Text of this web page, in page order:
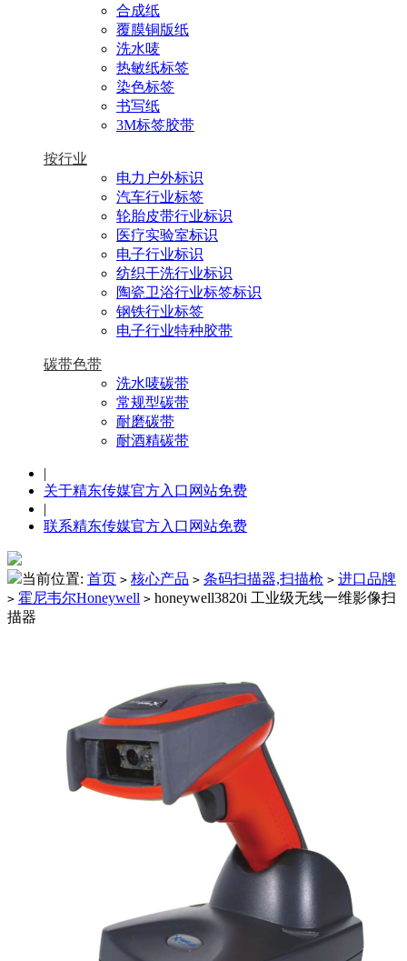
合成纸
覆膜铜版纸
洗水唛
热敏纸标签
染色标签
书写纸
3M标签胶带
按行业
电力户外标识
汽车行业标签
轮胎皮带行业标识
医疗实验室标识
电子行业标识
纺织干洗行业标识
陶瓷卫浴行业标签标识
钢铁行业标签
电子行业特种胶带
碳带色带
洗水唛碳带
常规型碳带
耐磨碳带
耐酒精碳带
|
关于精东传媒官方入口网站免费
|
联系精东传媒官方入口网站免费
当前位置: 首页 > 核心产品 > 条码扫描器,扫描枪 > 进口品牌
> 霍尼韦尔Honeywell > honeywell3820i 工业级无线一维影像扫
描器